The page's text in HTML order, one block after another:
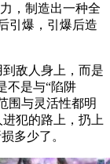
，制造出一种全
引爆，引爆后造
敌人身上，而是
不是与“陷阱
围与灵活性都明
犯的路上，扔上
多少了。